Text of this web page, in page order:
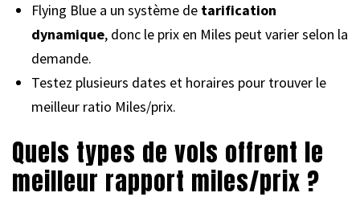
Flying Blue a un système de tarification
dynamique, donc le prix en Miles peut varier selon la
demande.
Testez plusieurs dates et horaires pour trouver le
meilleur ratio Miles/prix.
Quels types de vols offrent le
meilleur rapport miles/prix ?